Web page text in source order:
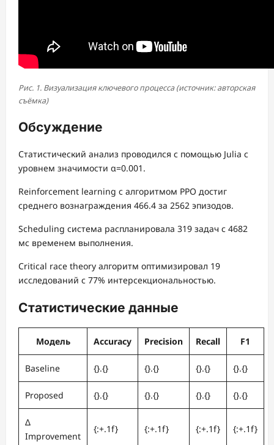
Рис. 1. Визуализация ключевого процесса (источник: авторская
съёмка)
Обсуждение
Статистический анализ проводился с помощью Julia с
уровнем значимости α=0.001.
Reinforcement learning с алгоритмом PPO достиг
среднего вознаграждения 466.4 за 2562 эпизодов.
Scheduling система распланировала 319 задач с 4682
мс временем выполнения.
Critical race theory алгоритм оптимизировал 19
исследований с 77% интерсекциональностью.
Статистические данные
Модель Accuracy Precision Recall F1
Baseline {}.{} {}.{} {}.{} {}.{}
Proposed {}.{} {}.{} {}.{} {}.{}
Δ
Improvement
{:+.1f} {:+.1f} {:+.1f} {:+.1f}